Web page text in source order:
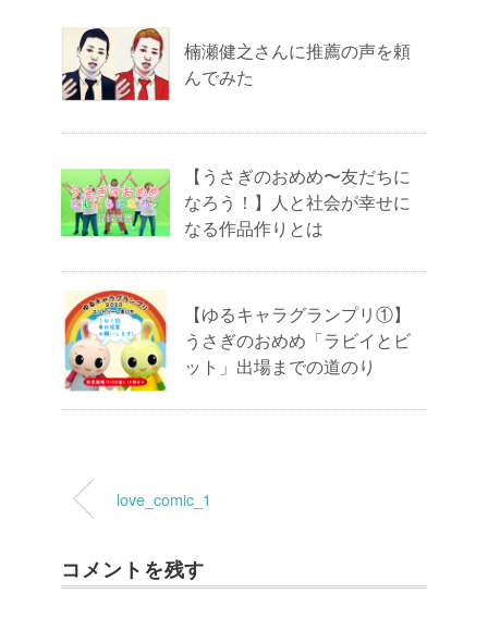
楠瀬健之さんに推薦の声を頼
んでみた
【うさぎのおめめ〜友だちに
なろう！】人と社会が幸せに
なる作品作りとは
【ゆるキャラグランプリ①】
うさぎのおめめ「ラビイとビ
ット」出場までの道のり
love_comic_1
コメントを残す